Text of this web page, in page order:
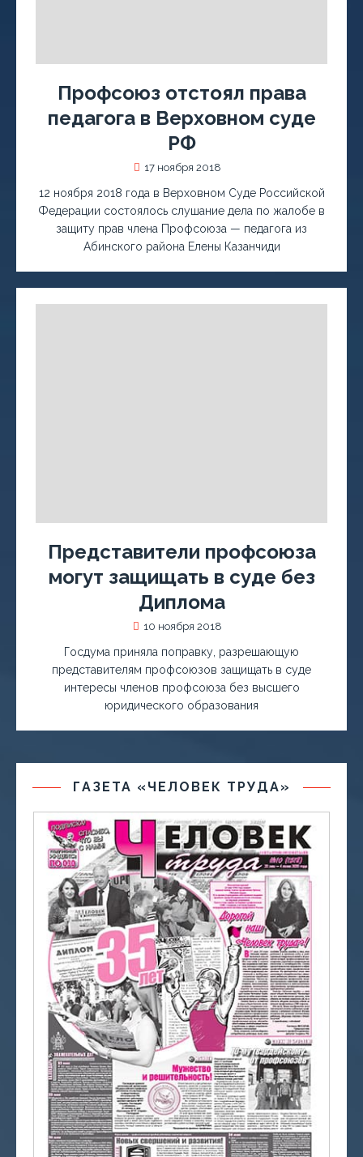
Профсоюз отстоял права
педагога в Верховном суде
РФ
17 ноября 2018
12 ноября 2018 года в Верховном Суде Российской
Федерации состоялось слушание дела по жалобе в
защиту прав члена Профсоюза — педагога из
Абинского района Елены Казанчиди
Представители профсоюза
могут защищать в суде без
Диплома
10 ноября 2018
Госдума приняла поправку, разрешающую
представителям профсоюзов защищать в суде
интересы членов профсоюза без высшего
юридического образования
ГАЗЕТА «ЧЕЛОВЕК ТРУДА»